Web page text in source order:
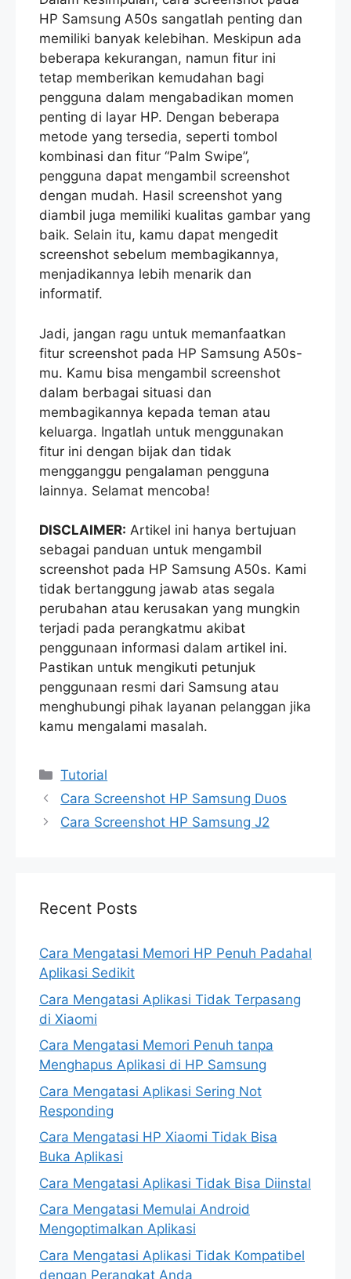
HP Samsung A50s sangatlah penting dan
memiliki banyak kelebihan. Meskipun ada
beberapa kekurangan, namun fitur ini
tetap memberikan kemudahan bagi
pengguna dalam mengabadikan momen
penting di layar HP. Dengan beberapa
metode yang tersedia, seperti tombol
kombinasi dan fitur “Palm Swipe”,
pengguna dapat mengambil screenshot
dengan mudah. Hasil screenshot yang
diambil juga memiliki kualitas gambar yang
baik. Selain itu, kamu dapat mengedit
screenshot sebelum membagikannya,
menjadikannya lebih menarik dan
informatif.
Jadi, jangan ragu untuk memanfaatkan
fitur screenshot pada HP Samsung A50s-
mu. Kamu bisa mengambil screenshot
dalam berbagai situasi dan
membagikannya kepada teman atau
keluarga. Ingatlah untuk menggunakan
fitur ini dengan bijak dan tidak
mengganggu pengalaman pengguna
lainnya. Selamat mencoba!
DISCLAIMER: Artikel ini hanya bertujuan
sebagai panduan untuk mengambil
screenshot pada HP Samsung A50s. Kami
tidak bertanggung jawab atas segala
perubahan atau kerusakan yang mungkin
terjadi pada perangkatmu akibat
penggunaan informasi dalam artikel ini.
Pastikan untuk mengikuti petunjuk
penggunaan resmi dari Samsung atau
menghubungi pihak layanan pelanggan jika
kamu mengalami masalah.
Categories
Tutorial
Cara Screenshot HP Samsung Duos
Cara Screenshot HP Samsung J2
Recent Posts
Cara Mengatasi Memori HP Penuh Padahal
Aplikasi Sedikit
Cara Mengatasi Aplikasi Tidak Terpasang
di Xiaomi
Cara Mengatasi Memori Penuh tanpa
Menghapus Aplikasi di HP Samsung
Cara Mengatasi Aplikasi Sering Not
Responding
Cara Mengatasi HP Xiaomi Tidak Bisa
Buka Aplikasi
Cara Mengatasi Aplikasi Tidak Bisa Diinstal
Cara Mengatasi Memulai Android
Mengoptimalkan Aplikasi
Cara Mengatasi Aplikasi Tidak Kompatibel
dengan Perangkat Anda